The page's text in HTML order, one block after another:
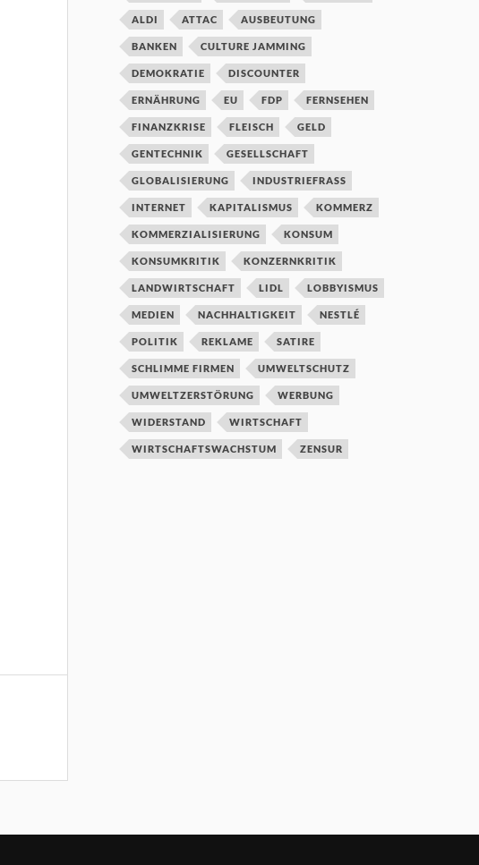
ALDI ATTAC AUSBEUTUNG
BANKEN CULTURE JAMMING
DEMOKRATIE DISCOUNTER
ERNÄHRUNG EU FDP FERNSEHEN
FINANZKRISE FLEISCH GELD
GENTECHNIK GESELLSCHAFT
GLOBALISIERUNG INDUSTRIEFRASS
INTERNET KAPITALISMUS KOMMERZ
KOMMERZIALISIERUNG KONSUM
KONSUMKRITIK KONZERNKRITIK
LANDWIRTSCHAFT LIDL LOBBYISMUS
MEDIEN NACHHALTIGKEIT NESTLÉ
POLITIK REKLAME SATIRE
SCHLIMME FIRMEN UMWELTSCHUTZ
UMWELTZERSTÖRUNG WERBUNG
WIDERSTAND WIRTSCHAFT
WIRTSCHAFTSWACHSTUM ZENSUR